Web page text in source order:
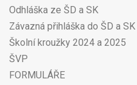
Odhláška ze ŠD a SK
Závazná přihláška do ŠD a SK
Školní kroužky 2024 a 2025
ŠVP
FORMULÁŘE